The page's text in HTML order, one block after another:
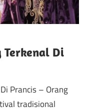
Terkenal Di
Prancis – Orang
tradisional